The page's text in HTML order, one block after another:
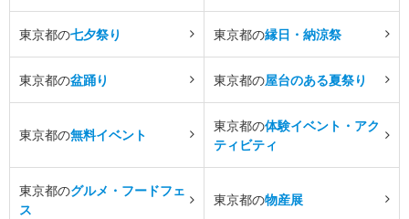
東京都の七夕祭り 東京都の縁日・納涼祭
東京都の盆踊り 東京都の屋台のある夏祭り
東京都の無料イベント
東京都の体験イベント・アク
ティビティ
東京都のグルメ・フードフェ
ス
東京都の物産展